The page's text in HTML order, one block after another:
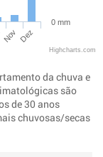
Nov Dez
0 mm
Highcharts.com
da chuva e
são
de 30 anos
chuvosas/secas